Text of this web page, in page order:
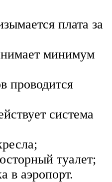
плата за
минимум
проводится
система
туалет;
в аэропорт.